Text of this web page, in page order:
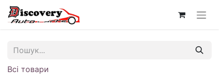
Всі товари